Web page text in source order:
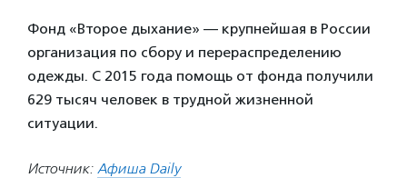
Фонд «Второе дыхание» — крупнейшая в России
организация по сбору и перераспределению
одежды. С 2015 года помощь от фонда получили
629 тысяч человек в трудной жизненной
ситуации.
Источник: Афиша Daily